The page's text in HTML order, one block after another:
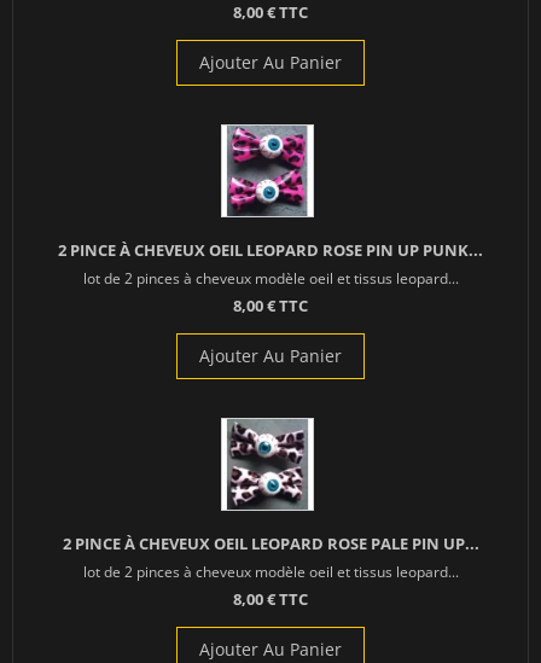
8,00 € TTC
Ajouter Au Panier
2 PINCE À CHEVEUX OEIL LEOPARD ROSE PIN UP PUNK...
lot de 2 pinces à cheveux modèle oeil et tissus leopard...
8,00 € TTC
Ajouter Au Panier
2 PINCE À CHEVEUX OEIL LEOPARD ROSE PALE PIN UP...
lot de 2 pinces à cheveux modèle oeil et tissus leopard...
8,00 € TTC
Ajouter Au Panier